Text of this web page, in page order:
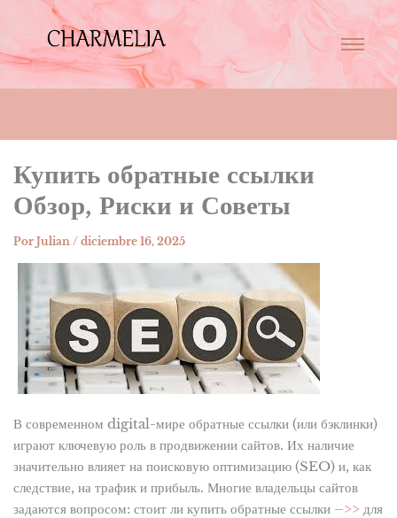
Купить обратные ссылки
Обзор, Риски и Советы
Por Julian / diciembre 16, 2025
В современном digital-мире обратные ссылки (или бэклинки)
играют ключевую роль в продвижении сайтов. Их наличие
значительно влияет на поисковую оптимизацию (SEO) и, как
следствие, на трафик и прибыль. Многие владельцы сайтов
задаются вопросом: стоит ли купить обратные ссылки –>> для